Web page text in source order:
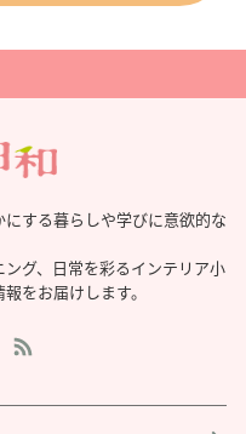
する暮らしや学びに意欲的な
グ、日常を彩るインテリア小
をお届けします。